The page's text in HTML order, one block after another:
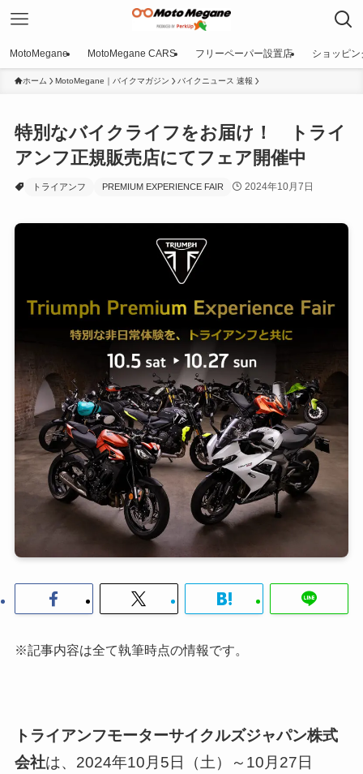
MotoMegane MotoMegane CARS フリーペーパー設置店 ショッピン
ホーム MotoMegane｜バイクマガジン バイクニュース 速報
特別なバイクライフをお届け！ トライ
アンフ正規販売店にてフェア開催中
トライアンフ PREMIUM EXPERIENCE FAIR 2024年10月7日
※記事内容は全て執筆時点の情報です。
トライアンフモーターサイクルズジャパン株式
会社は、2024年10月5日（土）～10月27日